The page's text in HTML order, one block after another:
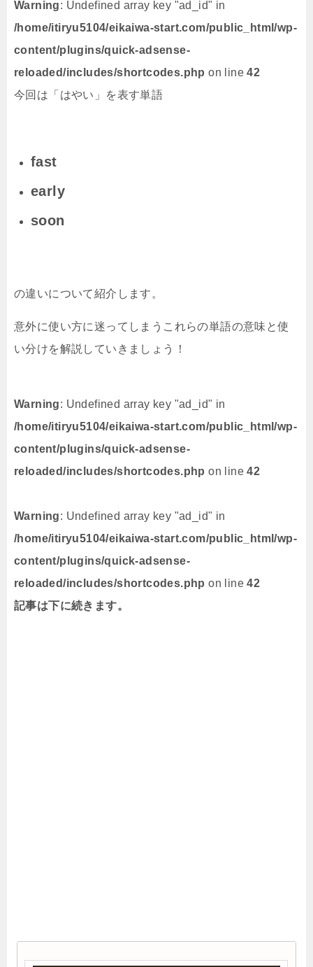
Warning: Undefined array key "ad_id" in
/home/itiryu5104/eikaiwa-start.com/public_html/wp-
content/plugins/quick-adsense-
reloaded/includes/shortcodes.php on line42
今回は「はやい」を表す単語
fast
early
soon
の違いについて紹介します。
意外に使い方に迷ってしまうこれらの単語の意味と使
い分けを解説していきましょう！
Warning: Undefined array key "ad_id" in
/home/itiryu5104/eikaiwa-start.com/public_html/wp-
content/plugins/quick-adsense-
reloaded/includes/shortcodes.php on line42
Warning: Undefined array key "ad_id" in
/home/itiryu5104/eikaiwa-start.com/public_html/wp-
content/plugins/quick-adsense-
reloaded/includes/shortcodes.php on line42
記事は下に続きます。